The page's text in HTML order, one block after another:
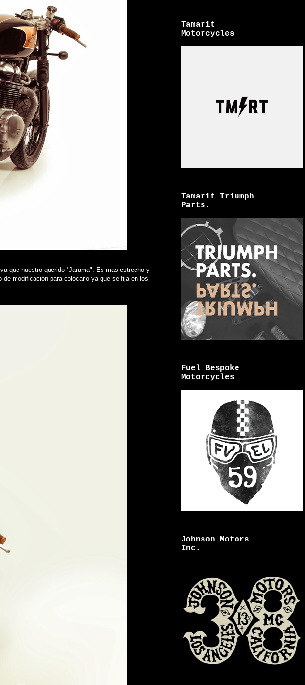
que nuestro querido "Jarama". Es mas estrecho y
modificación para colocarlo ya que se fija en los
Tamarit
Motorcycles
Tamarit Triumph
Parts.
Fuel Bespoke
Motorcycles
Johnson Motors
Inc.